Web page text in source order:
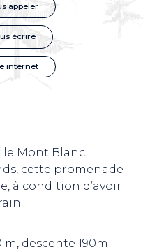
appeler
écrire
internet
Mont Blanc.
cette promenade
à condition d’avoir
descente 190m